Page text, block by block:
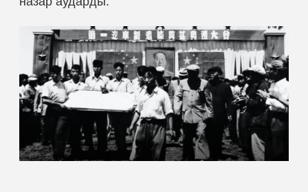
1980 ЖЫЛДАР
ХАЛЫҚАРАЛЫҚ КЕҢЕЙТУ